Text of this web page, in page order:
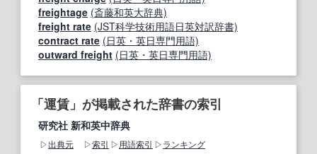
freightage (斎藤和英大辞典)
freight rate (JST科学技術用語日英対訳辞書)
contract rate (日英・英日専門用語)
outward freight (日英・英日専門用語)
「運賃」が掲載された辞書の索引
研究社 新和英中辞典
出典元 索引 用語索引
ランキング